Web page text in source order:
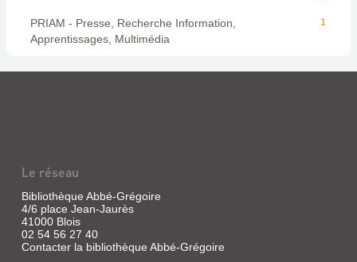
1
PRIAM - Presse, Recherche Information,
Apprentissages, Multimédia
Le réseau
Bibliothèque Abbé-Grégoire
4/6 place Jean-Jaurès
41000 Blois
02 54 56 27 40
Contacter la bibliothèque Abbé-Grégoire